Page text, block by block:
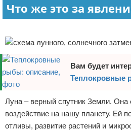
Что же это за
Вам будет
Теплокровные
Луна – верный спутник Земли. Она
воздействие на нашу планету. Ей
отливы, развитие растений и